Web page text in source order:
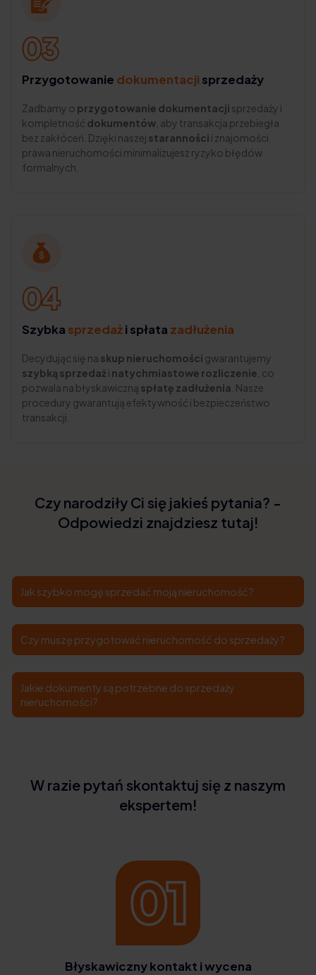
Przygotowanie dokumentacji sprzedaży
Zadbamy o przygotowanie dokumentacji sprzedaży i
kompletność dokumentów , aby transakcja przebiegła
bez zakłóceń. Dzięki naszej staranności i znajomości
prawa nieruchomości minimalizujesz ryzyko błędów
formalnych.
Szybka sprzedażi spłata zadłużenia
Decydując się na skup nieruchomości gwarantujemy
szybką sprzedaż i natychmiastowe rozliczenie , co
pozwala na błyskawiczną spłatę zadłużenia . Nasze
procedury gwarantują efektywność i bezpieczeństwo
transakcji.
Czy narodziły Ci się jakieś pytania? -
Odpowiedzi znajdziesz tutaj!
Jak szybko mogę sprzedać moją nieruchomość?
Czy muszę przygotować nieruchomość do sprzedaży?
Jakie dokumenty są potrzebne do sprzedaży
nieruchomości?
W razie pytań skontaktuj się z naszym
ekspertem!
Błyskawiczny kontakt i wycena